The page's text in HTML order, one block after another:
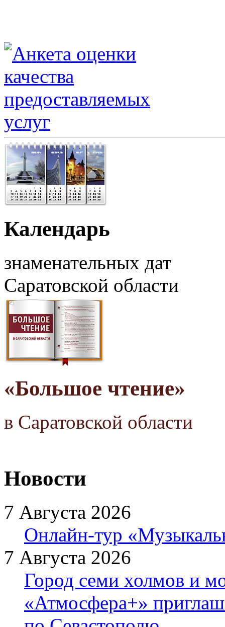
Календарь
знаменательных дат
Саратовской области
«Большое чтение»
в Саратовской области
Новости
7 Августа 2026
Онлайн-тур
7 Августа 2026
Город семи холмов и
«Атмосфера+»